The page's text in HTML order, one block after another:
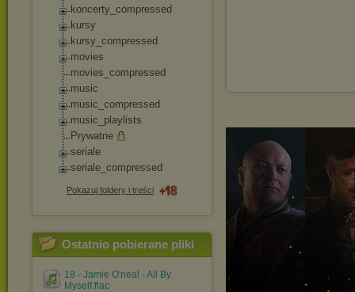
koncerty_compressed
kursy
kursy_compressed
movies
movies_compressed
music
music_compressed
music_playlists
Prywatne
seriale
seriale_compressed
Pokazuj foldery i treści
Ostatnio pobierane pliki
18 - Jamie O'neal - All By
Myself.flac